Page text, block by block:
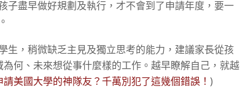
子盡早做好規劃及執行，才不會到了申請年度，要一
生，稍微缺乏主見及獨立思考的能力，建議家長從孩
何、未來想從事什麼樣的工作。越早瞭解自己，就越
美國大學的神隊友？千萬別犯了這幾個錯誤！ )